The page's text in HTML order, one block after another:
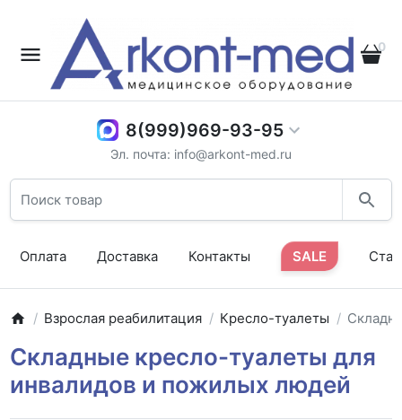
0
8(999)969-93-95
Эл. почта: info@arkont-med.ru
Оплата Доставка Контакты SALE
Взрослая реабилитация Кресло-туалеты
Складные кресло-туалеты для
инвалидов и пожилых людей